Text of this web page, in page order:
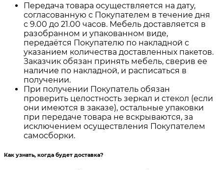
Передача товара осуществляется на дату,
согласованную с Покупателем в течение дня
с 9.00 до 21.00 часов. Мебель доставляется в
разобранном и упакованном виде,
передаётся Покупателю по накладной с
указанием количества доставленных пакетов.
Заказчик обязан принять мебель, сверив ее
наличие по накладной, и расписаться в
получении.
При получении Покупатель обязан
проверить целостность зеркал и стекол (если
они имеются в заказе), остальные упаковки
при передаче товара не вскрываются, за
исключением осуществления Покупателем
самосборки.
Как узнать, когда будет доставка?